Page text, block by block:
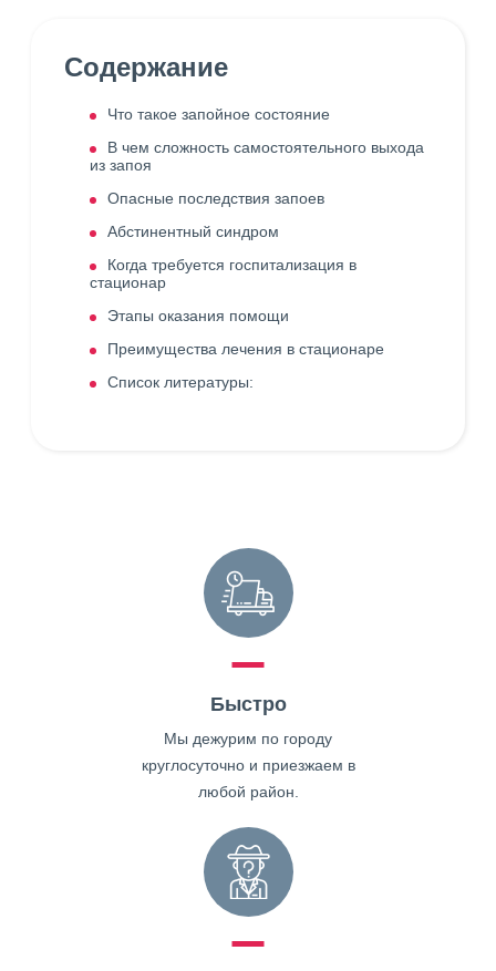
Содержание
Что такое запойное состояние
В чем сложность самостоятельного выхода
из запоя
Опасные последствия запоев
Абстинентный синдром
Когда требуется госпитализация в
стационар
Этапы оказания помощи
Преимущества лечения в стационаре
Список литературы:
Быстро
Мы дежурим по городу
круглосуточно и приезжаем в
любой район.